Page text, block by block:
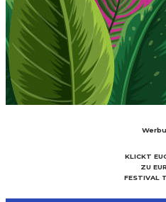
KLICKT
ZU
FESTIVAL